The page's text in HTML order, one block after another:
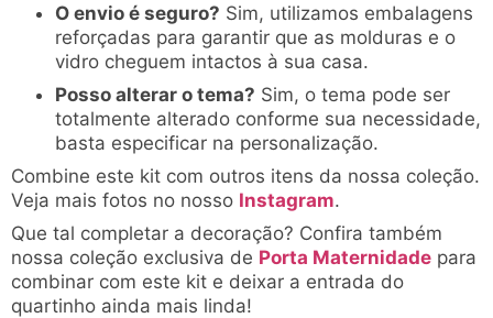
O envio é seguro? Sim, utilizamos embalagens
reforçadas para garantir que as molduras e o
vidro cheguem intactos à sua casa.
Posso alterar o tema? Sim, o tema pode ser
totalmente alterado conforme sua necessidade,
basta especificar na personalização.
Combine este kit com outros itens da nossa coleção.
Veja mais fotos no nosso Instagram.
Que tal completar a decoração? Confira também
nossa coleção exclusiva de Porta Maternidade para
combinar com este kit e deixar a entrada do
quartinho ainda mais linda!